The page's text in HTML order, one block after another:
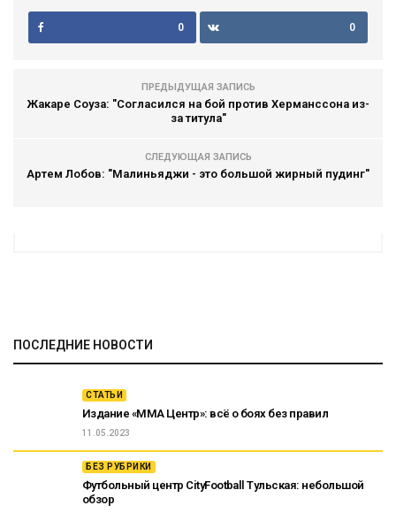
0 0
ПРЕДЫДУЩАЯ ЗАПИСЬ
Жакаре Соуза: "Согласился на бой против Херманссона из-
за титула"
СЛЕДУЮЩАЯ ЗАПИСЬ
Артем Лобов: "Малиньяджи - это большой жирный пудинг"
ПОСЛЕДНИЕ НОВОСТИ
СТАТЬИ
Издание «ММА Центр»: всё о боях без правил
11.05.2023
БЕЗ РУБРИКИ
Футбольный центр CityFootball Тульская: небольшой
обзор